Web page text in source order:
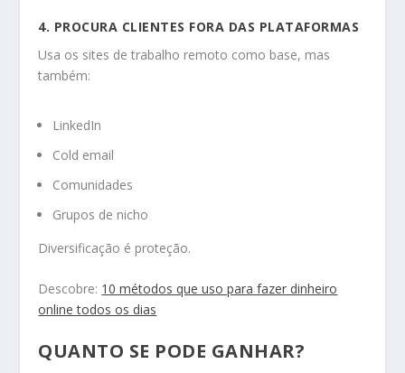
4. PROCURA CLIENTES FORA DAS PLATAFORMAS
Usa os sites de trabalho remoto como base, mas
também:
LinkedIn
Cold email
Comunidades
Grupos de nicho
Diversificação é proteção.
Descobre: 10 métodos que uso para fazer dinheiro
online todos os dias
QUANTO SE PODE GANHAR?